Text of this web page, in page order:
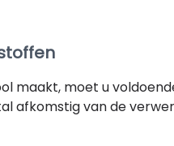
maakt, moet u
afkomstig van de